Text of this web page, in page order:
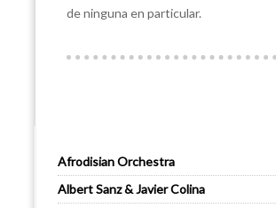
de ninguna en particular.
Afrodisian Orchestra
Albert Sanz & Javier Colina